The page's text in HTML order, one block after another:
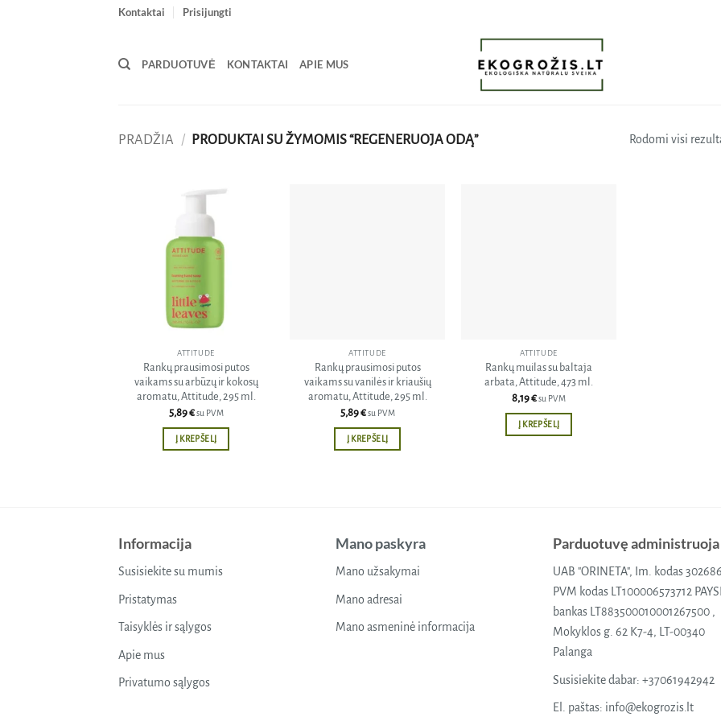
Kontaktai Prisijungti
PARDUOTUVĖ KONTAKTAI APIE MUS
PRADŽIA / PRODUKTAI SU ŽYMOMIS “REGENERUOJA ODĄ” Rodomi visi
ATTITUDE
Rankų prausimosi putos
vaikams su arbūzų ir kokosų
aromatu, Attitude, 295 ml.
5,89€ su PVM
Į KREPŠELĮ
ATTITUDE
Rankų prausimosi putos
vaikams su vanilės ir kriaušių
aromatu, Attitude, 295 ml.
5,89€ su PVM
Į KREPŠELĮ
ATTITUDE
Rankų muilas su baltaja
arbata, Attitude, 473 ml.
8,19€su PVM
Į KREPŠELĮ
Informacija
Susisiekite su mumis
Pristatymas
Taisyklės ir sąlygos
Apie mus
Privatumo sąlygos
Mano paskyra
Mano užsakymai
Mano adresai
Mano asmeninė informacija
Parduotuvę administruoja
UAB "ORINETA", Im. kodas
PVM kodas LT100006573712
bankas LT883500010001267500 ,
Mokyklos g. 62 K7-4, LT-00340
Palanga
Susisiekite dabar: +37061942942
El. paštas: info@ekogrozis.lt